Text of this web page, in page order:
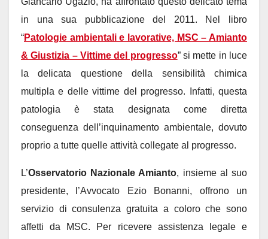
in una sua pubblicazione del 2011. Nel libro
“Patologie ambientali e lavorative, MSC – Amianto
& Giustizia – Vittime del progresso” si mette in luce
la delicata questione della sensibilità chimica
multipla e delle vittime del progresso. Infatti, questa
patologia è stata designata come diretta
conseguenza dell’inquinamento ambientale, dovuto
proprio a tutte quelle attività collegate al progresso.
L’Osservatorio Nazionale Amianto, insieme al suo
presidente, l’Avvocato Ezio Bonanni, offrono un
servizio di consulenza gratuita a coloro che sono
affetti da MSC. Per ricevere assistenza legale e